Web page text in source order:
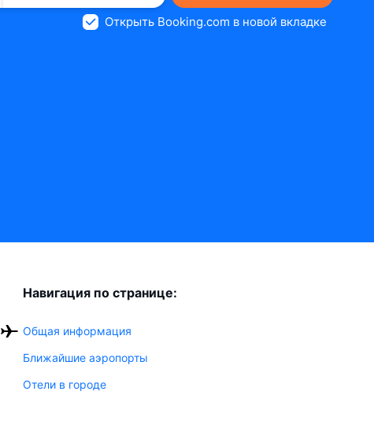
Открыть Booking.com в новой вкладке
Навигация по странице:
Общая информация
Ближайшие аэропорты
Отели в городе